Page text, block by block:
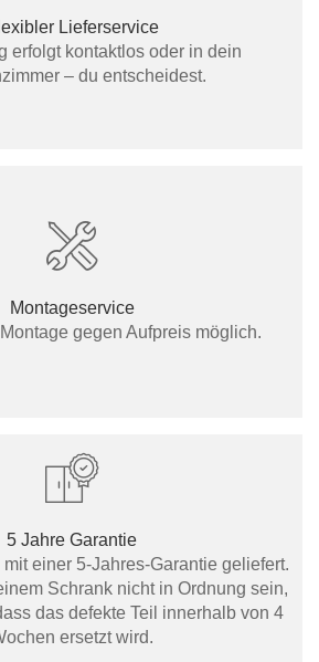
Lieferservice
erfolgt kontaktlos oder in dein
– du entscheidest.
Montageservice
gegen Aufpreis möglich.
5 Jahre Garantie
einer 5-Jahres-Garantie geliefert.
Schrank nicht in Ordnung sein,
das defekte Teil innerhalb von 4
ersetzt wird.